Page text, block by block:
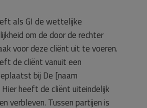
als GI de wettelijke
om de door de rechter
voor deze cliënt uit te voeren.
de cliënt vanuit een
bij De [naam
Hier heeft de cliënt uiteindelijk
verbleven. Tussen partijen is